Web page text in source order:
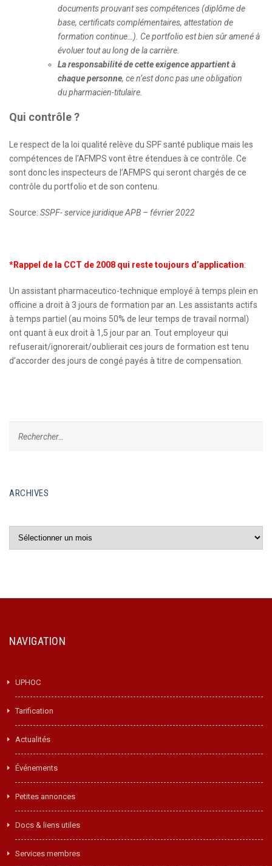
documents prouvant ses compétences (diplôme de
base, certificats complémentaires, attestation de
formation continue…). Ce portfolio est bien sûr amené à
évoluer tout au long de la carrière.
La responsabilité de cette exigence appartient à
chaque personne, ce n’est donc pas une obligation
du pharmacien-titulaire.
Qui contrôle ?
Le respect de la loi qualité relève du SPF santé publique mais les
compétences de l’AFMPS vont être étendues à ce contrôle. Ce
sont donc les inspecteurs de l’AFMPS qui seront chargés de ce
contrôle du portfolio et de son contenu.
Source: SSPF- service juridique APB – février 2022
*Rappel de la CCT de 2008 qui reste toujours d’application:
Un assistant pharmaceutico-technique employé à temps plein en
officine a droit à 3 jours de formation par an. Les assistants actifs
à temps partiel (au moins 50% de leur temps de travail normal)
ont quant à eux droit à 1,5 jour par an. Tout employeur qui
refuserait/ignorerait/oublierait ces jours de formation est tenu
d’accorder des jours de congé payés à titre de compensation.
ARCHIVES
NAVIGATION
UPHOC
Tarification
Actualités
Événements
Petites annonces
Docs & liens utiles
Services membres